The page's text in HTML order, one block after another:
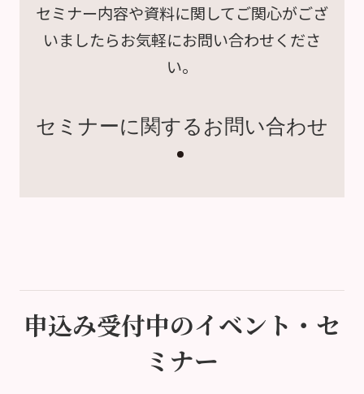
セミナー内容や資料に関してご関心がござ
いましたらお気軽にお問い合わせくださ
い。
セミナーに関するお問い合わせ
申込み受付中のイベント・セ
ミナー